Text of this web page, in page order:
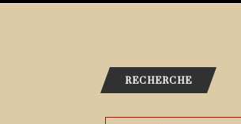
RECHERCHE